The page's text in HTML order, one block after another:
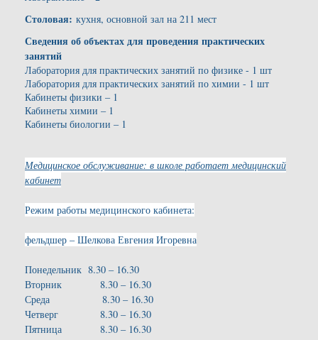
Столовая: кухня, основной зал на 211 мест
Сведения об объектах для проведения практических
занятий
Лаборатория для практических занятий по физике - 1 шт
Лаборатория для практических занятий по химии - 1 шт
Кабинеты физики – 1
Кабинеты химии – 1
Кабинеты биологии – 1
Медицинское обслуживание: в школе работает медицинский
кабинет
Режим работы медицинского кабинета:
фельдшер – Шелкова Евгения Игоревна
Понедельник 8.30 – 16.30
Вторник 8.30 – 16.30
Среда 8.30 – 16.30
Четверг 8.30 – 16.30
Пятница 8.30 – 16.30